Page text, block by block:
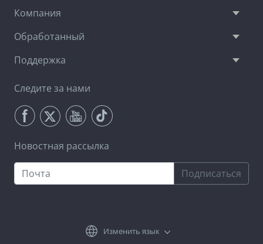
Компания
Обработанный
Поддержка
Следите за нами
Новостная рассылка
Подписаться
Изменить язык